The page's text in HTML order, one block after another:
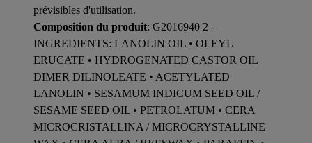
prévisibles d'utilisation.
Composition du produit: G2016940 2 -
INGREDIENTS: LANOLIN OIL • OLEYL
ERUCATE • HYDROGENATED CASTOR OIL
DIMER DILINOLEATE • ACETYLATED
LANOLIN • SESAMUM INDICUM SEED OIL /
SESAME SEED OIL • PETROLATUM • CERA
MICROCRISTALLINA / MICROCRYSTALLINE